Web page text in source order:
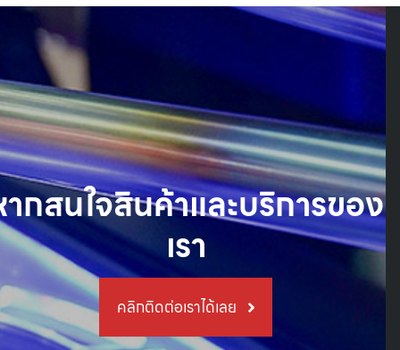
กสนใจสินค้าและบริการของ
เรา
คลิกติดต่อเราได้เลย